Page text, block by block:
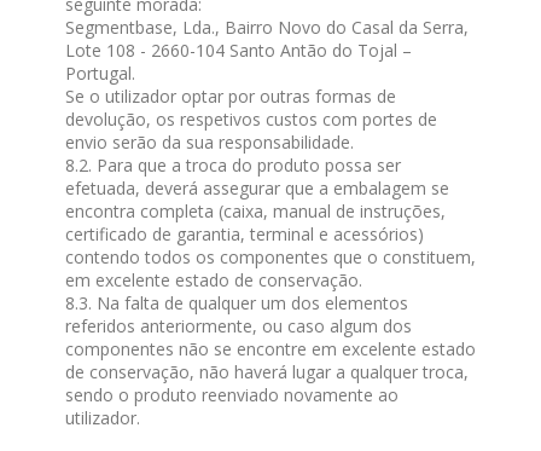
Segmentbase, Lda., Bairro Novo do Casal da Serra,
Lote 108 - 2660-104 Santo Antão do Tojal –
Portugal.
Se o utilizador optar por outras formas de
devolução, os respetivos custos com portes de
envio serão da sua responsabilidade.
8.2. Para que a troca do produto possa ser
efetuada, deverá assegurar que a embalagem se
encontra completa (caixa, manual de instruções,
certificado de garantia, terminal e acessórios)
contendo todos os componentes que o constituem,
em excelente estado de conservação.
8.3. Na falta de qualquer um dos elementos
referidos anteriormente, ou caso algum dos
componentes não se encontre em excelente estado
de conservação, não haverá lugar a qualquer troca,
sendo o produto reenviado novamente ao
utilizador.